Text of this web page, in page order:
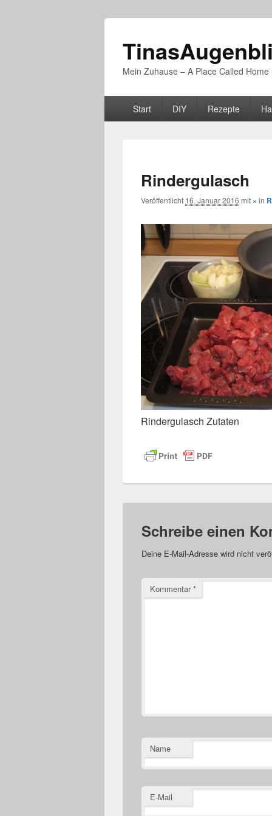
Mein Zuhause – A Place Called Home
PrimäresStart DIY Rezepte
Rindergulasch
Veröffentlicht 16. Januar 2016 mit × in
Rindergulasch Zutaten
Schreibe einen
Deine E-Mail-Adresse wird nicht
Kommentar*
Name
E-Mail